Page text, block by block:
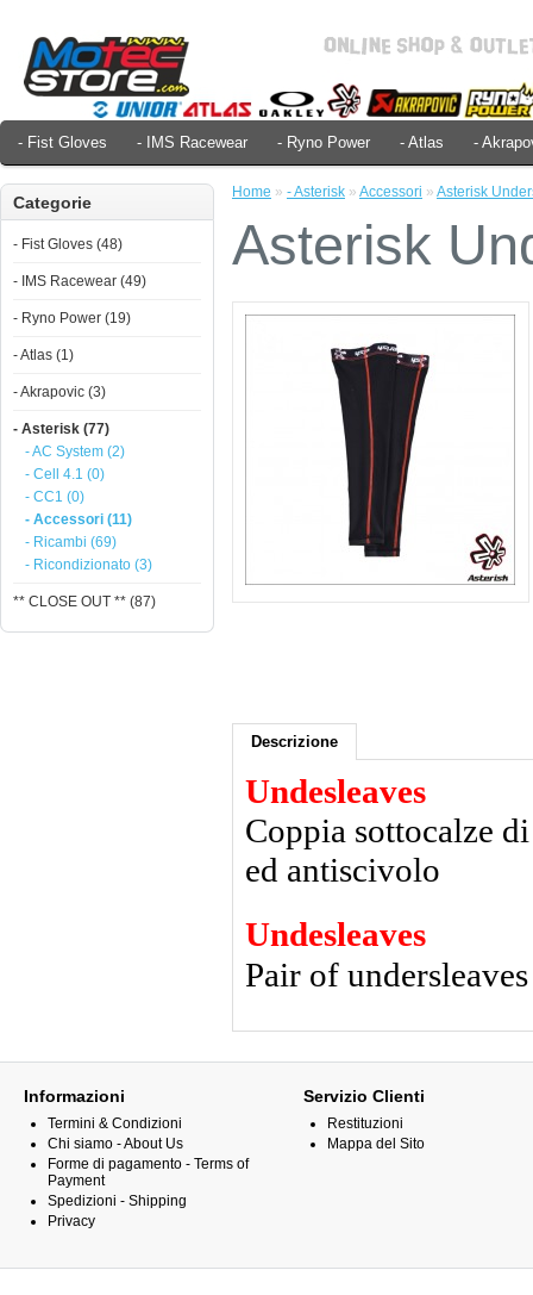
- Fist Gloves - IMS Racewear - Ryno Power - Atlas -
Categorie
- Fist Gloves (48)
- IMS Racewear (49)
- Ryno Power (19)
- Atlas (1)
- Akrapovic (3)
- Asterisk (77)
- AC System (2)
- Cell 4.1 (0)
- CC1 (0)
- Accessori (11)
- Ricambi (69)
- Ricondizionato (3)
** CLOSE OUT ** (87)
Home » - Asterisk » Accessori » Asterisk
Asterisk
Descrizione
Undesleaves
Coppia sottocalze
ed antiscivolo
Undesleaves
Pair of
Informazioni
Termini & Condizioni
Chi siamo - About Us
Forme di pagamento - Terms of
Payment
Spedizioni - Shipping
Privacy
Servizio Clienti
Restituzioni
Mappa del Sito